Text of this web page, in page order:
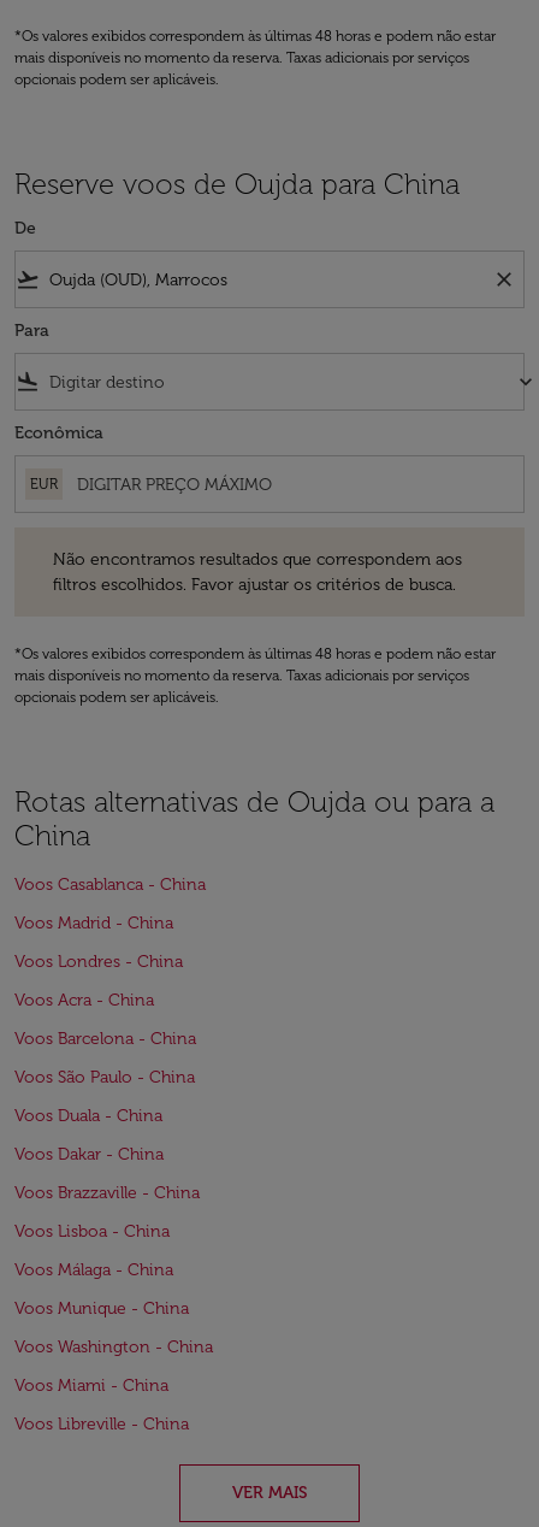
*Os valores exibidos correspondem às últimas 48 horas e podem não estar
mais disponíveis no momento da reserva. Taxas adicionais por serviços
opcionais podem ser aplicáveis.
Reserve voos de Oujda para China
De
flight_takeoff close
Para
flight_land keyboard_arrow_down
Econômica
EUR
Não encontramos resultados que correspondem aos
filtros escolhidos. Favor ajustar os critérios de busca.
*Os valores exibidos correspondem às últimas 48 horas e podem não estar
mais disponíveis no momento da reserva. Taxas adicionais por serviços
opcionais podem ser aplicáveis.
Rotas alternativas de Oujda ou para a
China
Voos Casablanca - China
Voos Madrid - China
Voos Londres - China
Voos Acra - China
Voos Barcelona - China
Voos São Paulo - China
Voos Duala - China
Voos Dakar - China
Voos Brazzaville - China
Voos Lisboa - China
Voos Málaga - China
Voos Munique - China
Voos Washington - China
Voos Miami - China
Voos Libreville - China
VER MAIS